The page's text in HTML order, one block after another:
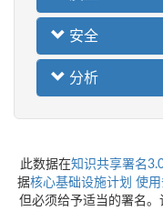
安全
分析
此数据在知识共享署名
据核心基础设施计划 使
但必须给予适当的署名。